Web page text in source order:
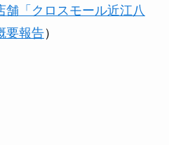
舗「クロスモール近江八
要報告）